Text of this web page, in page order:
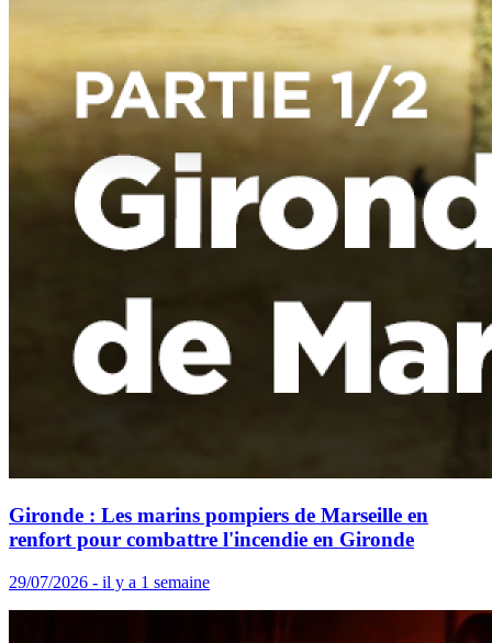
Gironde : Les marins pompiers de Marseille en
renfort pour combattre l'incendie en Gironde
29/07/2026 - il y a 1 semaine